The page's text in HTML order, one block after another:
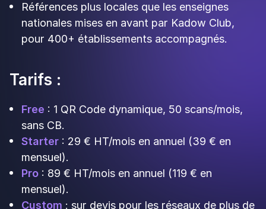
À qui s'adresse vraiment
Up Review
Pour qui ?Gérants de commerce,
responsables de réseaux moyens et agences,
tous secteurs.
Pourquoi ?
collecte gamifiée en point de vente, puis de la